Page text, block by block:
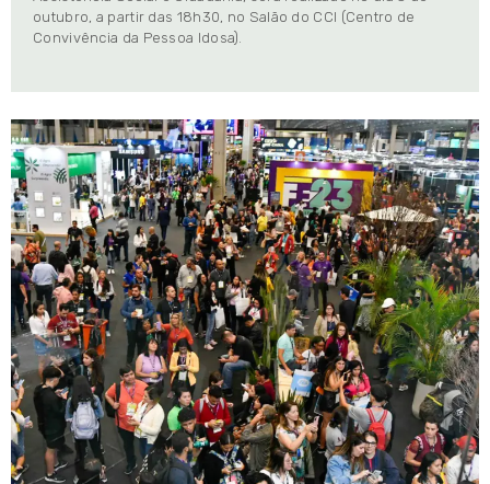
outubro, a partir das 18h30, no Salão do CCI (Centro de
Convivência da Pessoa Idosa).